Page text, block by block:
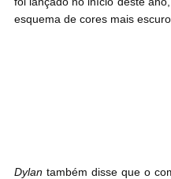
esquema de cores mais escuro.
Dylan também disse que o